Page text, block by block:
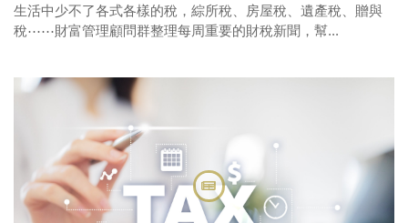
生活中少不了各式各樣的稅，綜所稅、房屋稅、遺產稅、贈與
稅⋯⋯財富管理顧問群整理每周重要的財稅新聞，幫...